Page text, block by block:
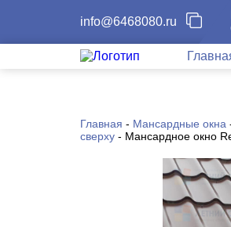
info@6468080.ru
Главная - Мансардные окна
сверху - Мансардное окно